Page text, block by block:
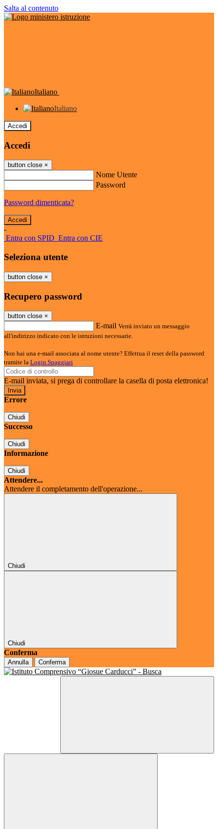
Salta al contenuto
Italiano
Italiano
Accedi
Accedi
button close ×
Nome Utente
Password
Password dimenticata?
-
Entra con SPID Entra con CIE
Seleziona utente
button close ×
Recupero password
button close ×
E-mail Verrà inviato un messaggio
all'indirizzo indicato con le istruzioni necessarie.
Non hai una e-mail associata al nome utente? Effettua il reset della password
tramite la Login Spaggiari
E-mail inviata, si prega di controllare la casella di posta elettronica!
Errore
Chiudi
Successo
Chiudi
Informazione
Chiudi
Attendere...
Attendere il completamento dell'operazione...
Chiudi
Chiudi
Conferma
Annulla Conferma